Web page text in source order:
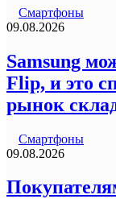
Смартфоны
09.08.2026
Samsung
Flip, и это
рынок
Смартфоны
09.08.2026